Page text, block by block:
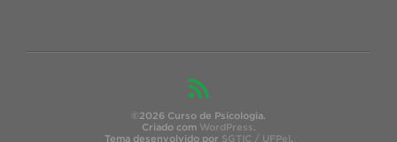
©2026 Curso de Psicologia.
Criado com WordPress.
Tema desenvolvido por SGTIC / UFPel.